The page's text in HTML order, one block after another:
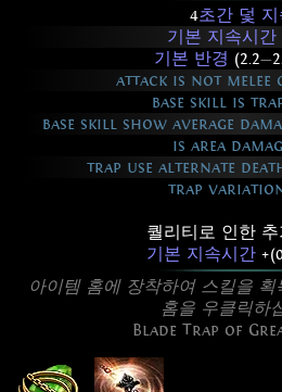
4초간 덫 지
기본 지속시간
기본 반경 (2.2—
attack is not melee
base skill is
base skill show average
is area
trap use alternate
trap
퀄리티로 인한
기본 지속시간
아이템 홈에 장착하여 스킬을
홈을 우클릭하
Blade Trap of